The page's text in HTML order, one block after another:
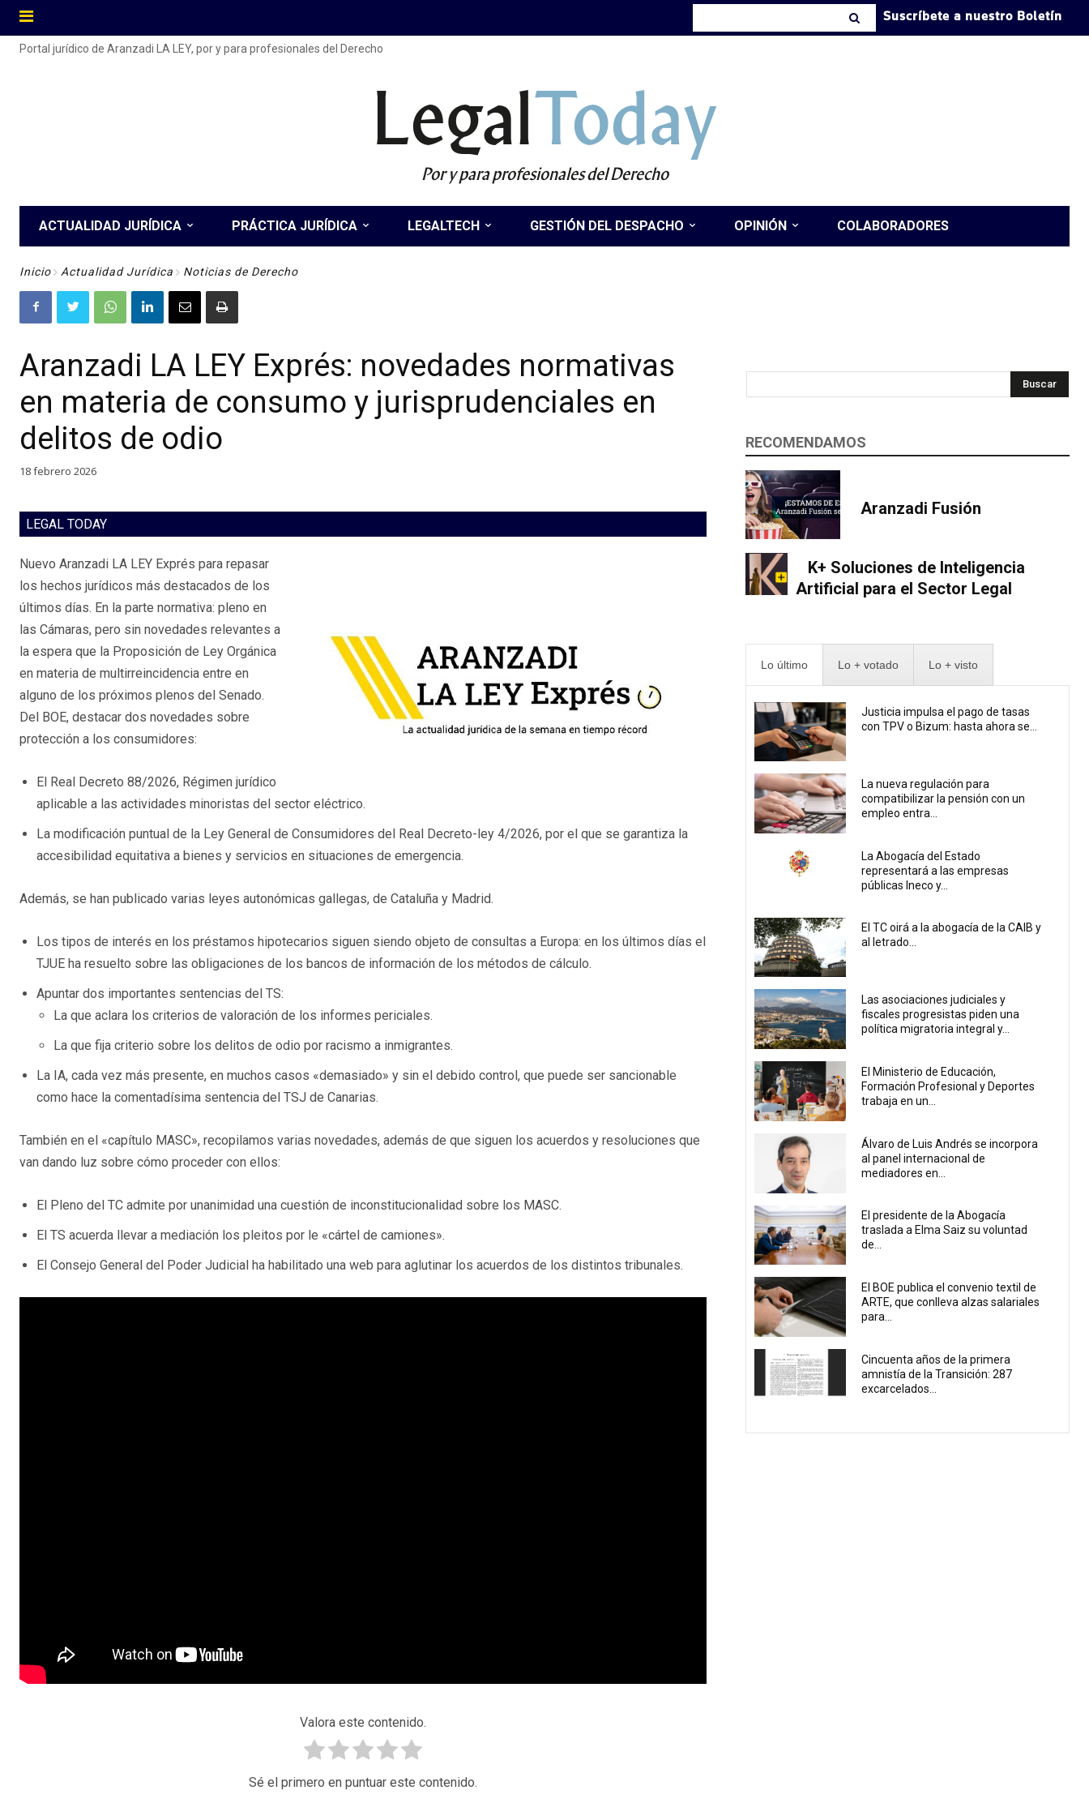
Suscríbete a nuestro Boletín
Portal jurídico de Aranzadi LA LEY, por y para profesionales del Derecho
LegalToday
Por y para profesionales del Derecho
ACTUALIDAD JURÍDICA PRÁCTICA JURÍDICA LEGALTECH GESTIÓN DEL DESPACHO OPINIÓN COLABORADORES
Inicio Actualidad Jurídica Noticias de Derecho
Aranzadi LA LEY Exprés: novedades normativas
en materia de consumo y jurisprudenciales en
delitos de odio
18 febrero 2026
LEGAL TODAY
Nuevo Aranzadi LA LEY Exprés para repasar
los hechos jurídicos más destacados de los
últimos días. En la parte normativa: pleno en
las Cámaras, pero sin novedades relevantes a
la espera que la Proposición de Ley Orgánica
en materia de multirreincidencia entre en
alguno de los próximos plenos del Senado.
Del BOE, destacar dos novedades sobre
protección a los consumidores:
El Real Decreto 88/2026, Régimen jurídico
aplicable a las actividades minoristas del sector eléctrico.
La modificación puntual de la Ley General de Consumidores del Real Decreto-ley 4/2026, por el que se garantiza la
accesibilidad equitativa a bienes y servicios en situaciones de emergencia.
Además, se han publicado varias leyes autonómicas gallegas, de Cataluña y Madrid.
Los tipos de interés en los préstamos hipotecarios siguen siendo objeto de consultas a Europa: en los últimos días el
TJUE ha resuelto sobre las obligaciones de los bancos de información de los métodos de cálculo.
Apuntar dos importantes sentencias del TS:
La que aclara los criterios de valoración de los informes periciales.
La que fija criterio sobre los delitos de odio por racismo a inmigrantes.
La IA, cada vez más presente, en muchos casos «demasiado» y sin el debido control, que puede ser sancionable
como hace la comentadísima sentencia del TSJ de Canarias.
También en el «capítulo MASC», recopilamos varias novedades, además de que siguen los acuerdos y resoluciones que
van dando luz sobre cómo proceder con ellos:
El Pleno del TC admite por unanimidad una cuestión de inconstitucionalidad sobre los MASC.
El TS acuerda llevar a mediación los pleitos por le «cártel de camiones».
El Consejo General del Poder Judicial ha habilitado una web para aglutinar los acuerdos de los distintos tribunales.
Valora este contenido.
Sé el primero en puntuar este contenido.
Buscar
RECOMENDAMOS
Aranzadi Fusión
K+ Soluciones de Inteligencia
Artificial para el Sector Legal
Lo último Lo + votado Lo + visto
Justicia impulsa el pago de tasas
con TPV o Bizum: hasta ahora se...
La nueva regulación para
compatibilizar la pensión con un
empleo entra...
La Abogacía del Estado
representará a las empresas
públicas Ineco y...
El TC oirá a la abogacía de la CAIB y
al letrado...
Las asociaciones judiciales y
fiscales progresistas piden una
política migratoria integral y...
El Ministerio de Educación,
Formación Profesional y Deportes
trabaja en un...
Álvaro de Luis Andrés se incorpora
al panel internacional de
mediadores en...
El presidente de la Abogacía
traslada a Elma Saiz su voluntad
de...
El BOE publica el convenio textil de
ARTE, que conlleva alzas salariales
para...
Cincuenta años de la primera
amnistía de la Transición: 287
excarcelados...